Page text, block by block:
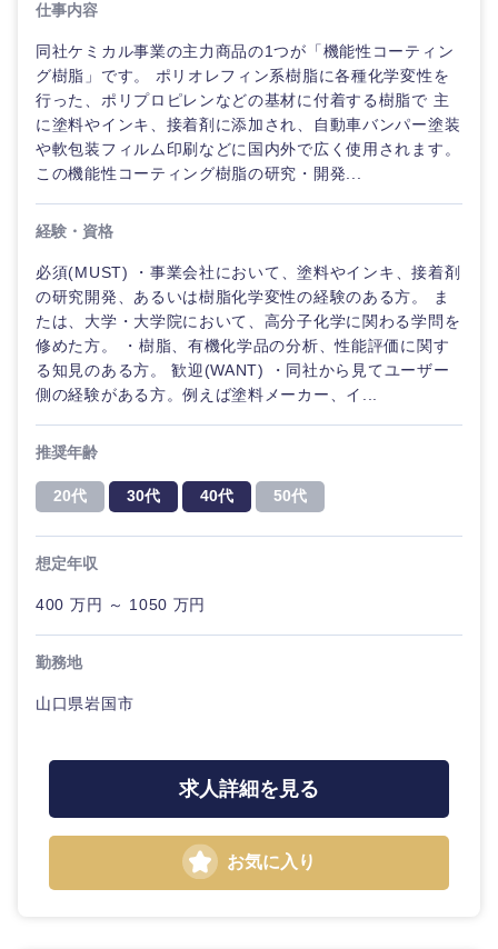
仕事内容
同社ケミカル事業の主力商品の1つが「機能性コーティン
グ樹脂」です。 ポリオレフィン系樹脂に各種化学変性を
行った、ポリプロピレンなどの基材に付着する樹脂で 主
に塗料やインキ、接着剤に添加され、自動車バンパー塗装
や軟包装フィルム印刷などに国内外で広く使用されます。
この機能性コーティング樹脂の研究・開発...
経験・資格
必須(MUST) ・事業会社において、塗料やインキ、接着剤
の研究開発、あるいは樹脂化学変性の経験のある方。 ま
たは、大学・大学院において、高分子化学に関わる学問を
修めた方。 ・樹脂、有機化学品の分析、性能評価に関す
る知見のある方。 歓迎(WANT) ・同社から見てユーザー
側の経験がある方。例えば塗料メーカー、イ...
推奨年齢
20代 30代 40代 50代
想定年収
400 万円 ～ 1050 万円
勤務地
山口県岩国市
求人詳細を見る
お気に入り